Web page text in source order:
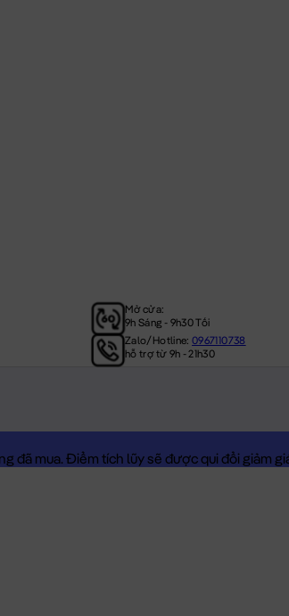
Mở cửa:
9h Sáng - 9h30 Tối
Zalo/Hotline:0967110738
hỗ trợ từ 9h - 21h30
đã mua. Điểm tích lũy sẽ được qui đổi giảm